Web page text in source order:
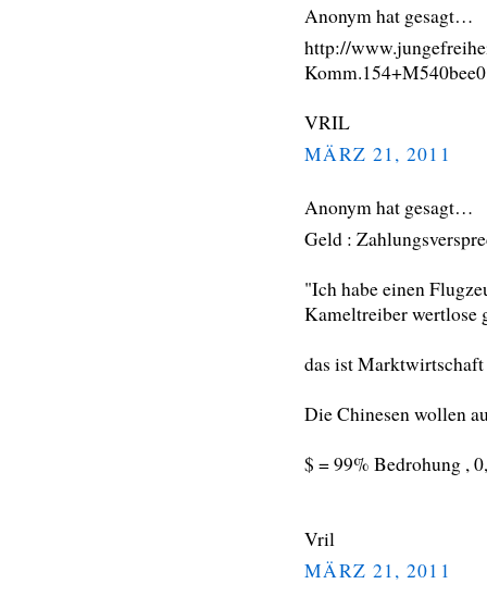
Anonym hat gesagt…
http://
VRIL
MÄRZ 21, 2011
Anonym hat gesagt…
Geld :
"Ich habe einen
Kameltreiber wertlose
das ist
Die Chinesen wollen
$ = 99% Bedrohung ,
Vril
MÄRZ 21, 2011